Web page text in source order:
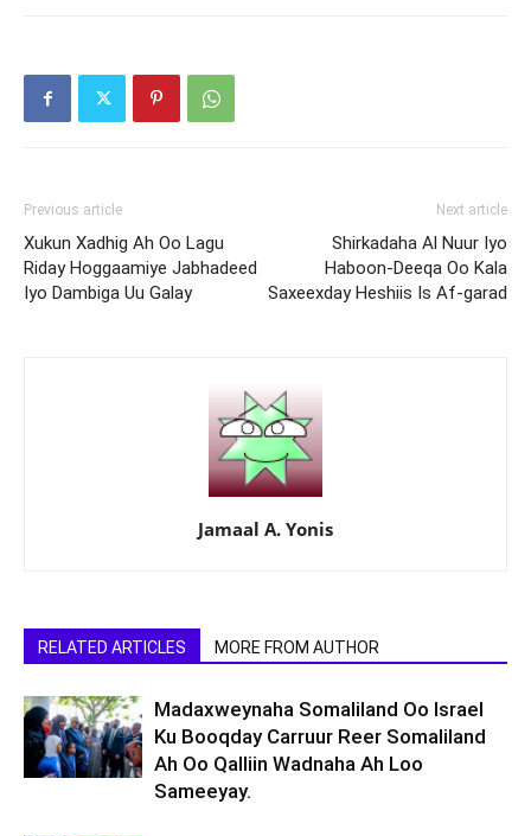
Previous article
Xukun Xadhig Ah Oo Lagu
Riday Hoggaamiye Jabhadeed
Iyo Dambiga Uu Galay
Next article
Shirkadaha Al Nuur Iyo
Haboon-Deeqa Oo Kala
Saxeexday Heshiis Is Af-garad
Jamaal A. Yonis
RELATED ARTICLES MORE FROM AUTHOR
Madaxweynaha Somaliland Oo Israel
Ku Booqday Carruur Reer Somaliland
Ah Oo Qalliin Wadnaha Ah Loo
Sameeyay.